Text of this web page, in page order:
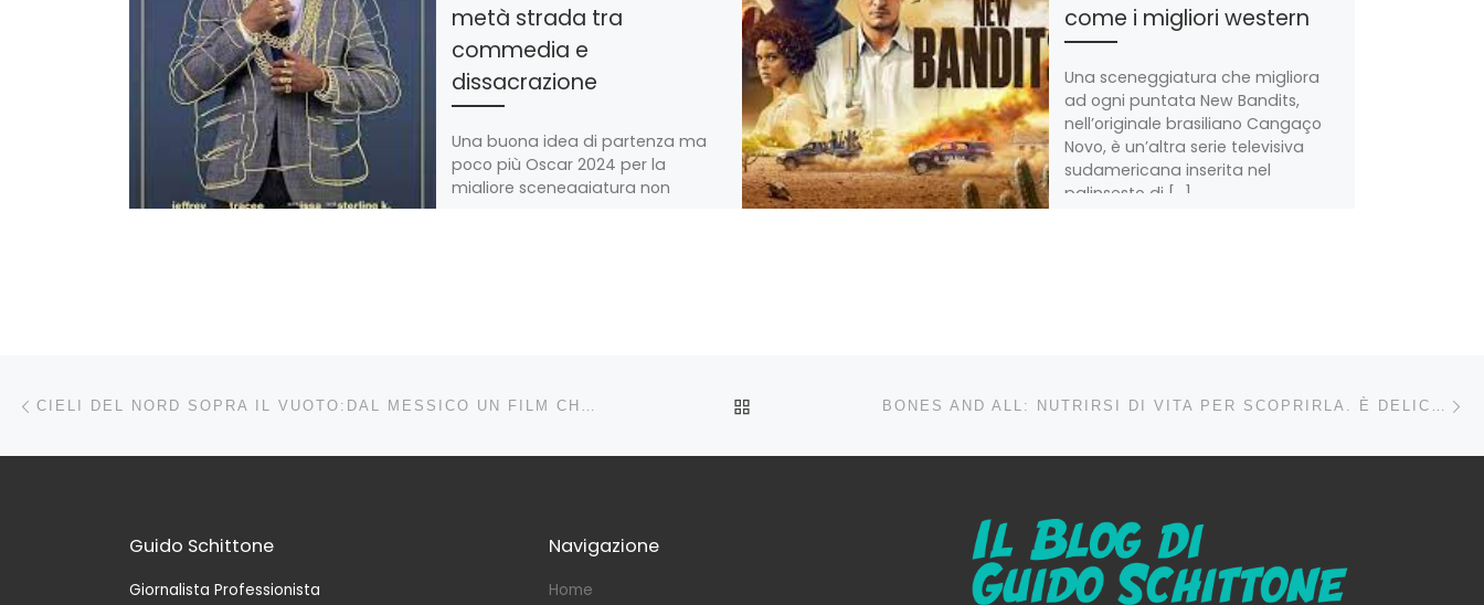
metà strada tra
commedia e
dissacrazione
Una buona idea di partenza ma
poco più Oscar 2024 per la
migliore sceneggiatura non
come i migliori western
Una sceneggiatura che migliora
ad ogni puntata New Bandits,
nell’originale brasiliano Cangaço
Novo, è un’altra serie televisiva
sudamericana inserita nel
palinsesto di […]
Navigazione articoli CIELI DEL NORD SOPRA IL VUOTO:DAL MESSICO UN FILM CHE DISPENSA FASCINO PUR NELLE IMPERFEZIONI RITORNA ALLA LISTA DEGLI ARTICOLI BONES AND ALL: NUTRIRSI DI VITA PER SCOPRIRLA. È DELICATA LA FAVOLA SENTIMENTALE DI LUCA GUADAGNINO
Guido Schittone
Giornalista Professionista
Navigazione
Home